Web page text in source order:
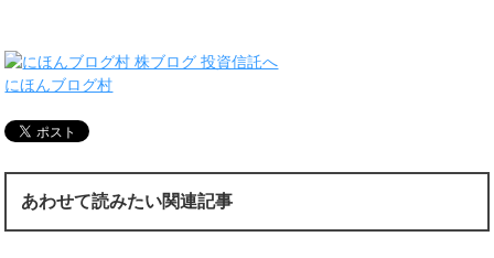
にほんブログ村
あわせて読みたい関連記事